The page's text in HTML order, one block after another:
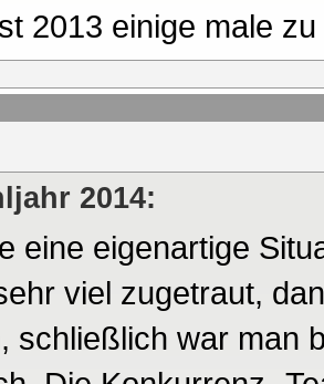
2013 einige male
2014:
eine eigenartige
viel zugetraut,
schließlich war man